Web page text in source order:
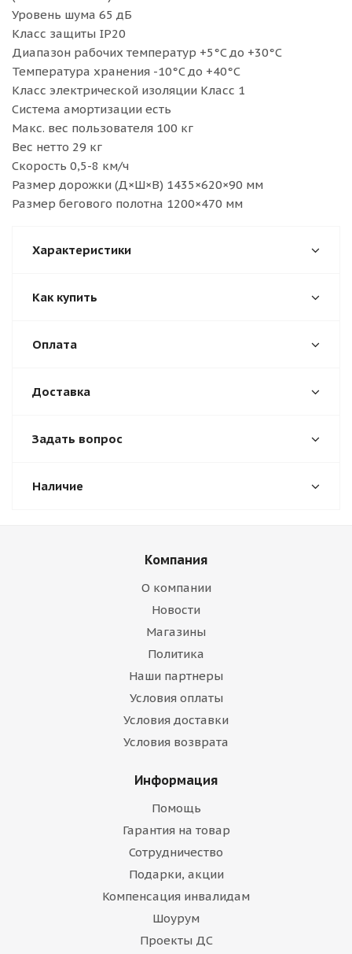
Уровень шума 65 дБ
Класс защиты IP20
Диапазон рабочих температур +5°C до +30°C
Температура хранения -10°C до +40°C
Класс электрической изоляции Класс 1
Система амортизации есть
Макс. вес пользователя 100 кг
Вес нетто 29 кг
Скорость 0,5-8 км/ч
Размер дорожки (Д×Ш×В) 1435×620×90 мм
Размер бегового полотна 1200×470 мм
Характеристики
Как купить
Оплата
Доставка
Задать вопрос
Наличие
Компания
О компании
Новости
Магазины
Политика
Наши партнеры
Условия оплаты
Условия доставки
Условия возврата
Информация
Помощь
Гарантия на товар
Сотрудничество
Подарки, акции
Компенсация инвалидам
Шоурум
Проекты ДС